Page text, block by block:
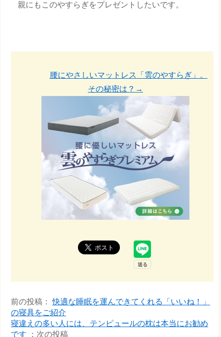
親にもこのやすらぎをプレゼントしたいです。
腰にやさしいマットレス「雲のやすらぎ」。
その秘密は？→
前の投稿：快適な睡眠を運んできてくれる「いいね！」
の寝具をご紹介
寝違えの多い人には、テンピュールの枕は本当にお勧め
です ：次の投稿